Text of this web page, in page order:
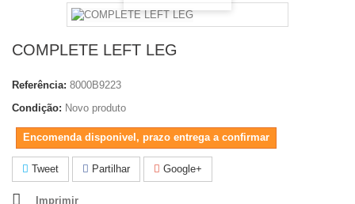
COMPLETE LEFT LEG
Referência: 8000B9223
Condição: Novo produto
Encomenda disponivel, prazo entrega a confirmar
Tweet Partilhar Google+
Imprimir